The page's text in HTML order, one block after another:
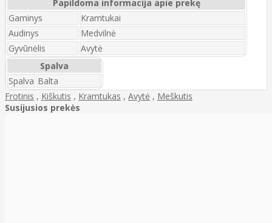
Papildoma informacija apie prekę
Gaminys
Kramtukai
Audinys
Medvilnė
Gyvūnėlis
Avytė
Spalva
Spalva Balta
Frotinis , Kiškutis , Kramtukas , Avytė , Meškutis
Susijusios prekės